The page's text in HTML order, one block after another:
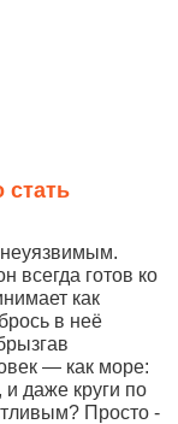
стать
всегда готов ко
как
в неё
— как море:
даже круги по
Просто -